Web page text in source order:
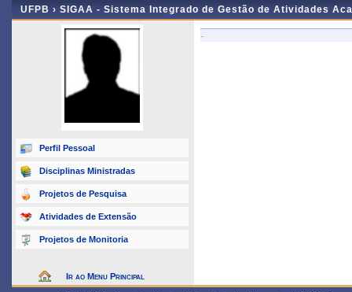
UFPB › SIGAA - Sistema Integrado de Gestão de Atividades
Perfil Pessoal
Disciplinas Ministradas
Projetos de Pesquisa
Atividades de Extensão
Projetos de Monitoria
Ir ao Menu Principal
-